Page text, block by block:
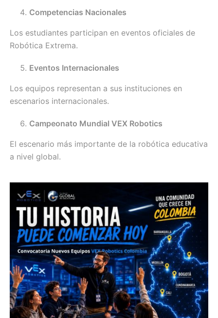
Competencias Nacionales
Los estudiantes participan en eventos oficiales de
Robótica Extrema.
Eventos Internacionales
Los equipos representan a sus instituciones en
escenarios internacionales.
Campeonato Mundial VEX Robotics
El escenario más importante de la robótica educativa
a nivel global.